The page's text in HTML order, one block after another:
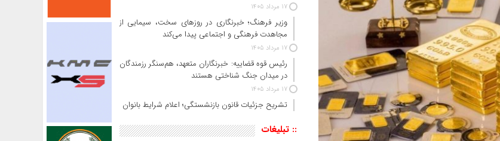
17 مرداد 1405
وزیر فرهنگ؛ خبرنگاری در روزهای سخت، سیمایی از
مجاهدت فرهنگی و اجتماعی پیدا می‌کند
17 مرداد 1405
رئیس قوه قضاییه: خبرنگاران متعهد، هم‌سنگر رزمندگان
در میدان جنگ شناختی هستند
17 مرداد 1405
تشریح جزئیات قانون بازنشستگی؛ اعلام شرایط بانوان
:: تبلیغات